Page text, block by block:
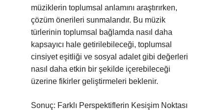
müziklerin toplumsal anlamını araştırırken,
çözüm önerileri sunmalarıdır. Bu müzik
türlerinin toplumsal bağlamda nasıl daha
kapsayıcı hale getirilebileceği, toplumsal
cinsiyet eşitliği ve sosyal adalet gibi değerleri
nasıl daha etkin bir şekilde içerebileceği
üzerine fikirler geliştirmeleri beklenir.
Sonuç: Farklı Perspektiflerin Kesişim Noktası